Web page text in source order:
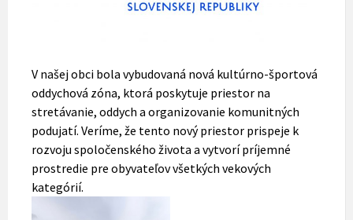
V našej obci bola vybudovaná nová kultúrno-športová
oddychová zóna, ktorá poskytuje priestor na
stretávanie, oddych a organizovanie komunitných
podujatí. Veríme, že tento nový priestor prispeje k
rozvoju spoločenského života a vytvorí príjemné
prostredie pre obyvateľov všetkých vekových
kategórií.